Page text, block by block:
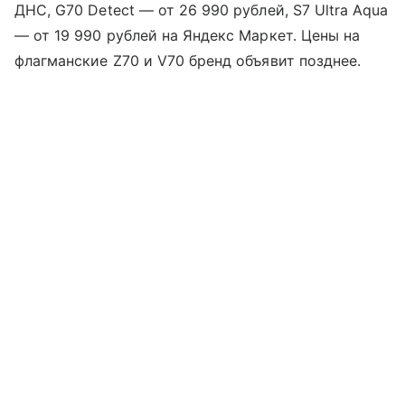
ДНС, G70 Detect — от 26 990 рублей, S7 Ultra Aqua
— от 19 990 рублей на Яндекс Маркет. Цены на
флагманские Z70 и V70 бренд объявит позднее.